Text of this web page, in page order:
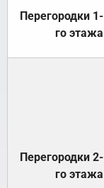
Перегородки 1-
го этажа
Перегородки 2-
го этажа